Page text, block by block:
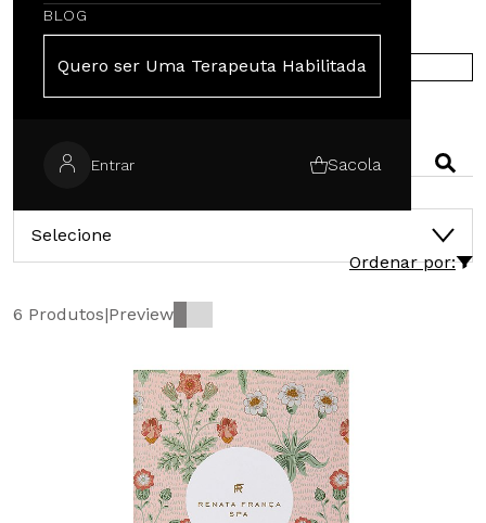
BLOG
Quero ser Uma Terapeuta Habilitada
Entrar Sacola
COMPRE NA EUROPA
Selecione
Ordenar por:
6 Produtos|Preview